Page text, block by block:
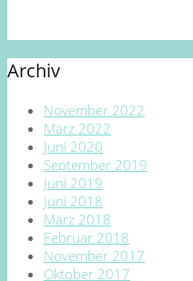
Archiv
November 2022
März 2022
Juni 2020
September 2019
Juni 2019
Juni 2018
März 2018
Februar 2018
November 2017
Oktober 2017